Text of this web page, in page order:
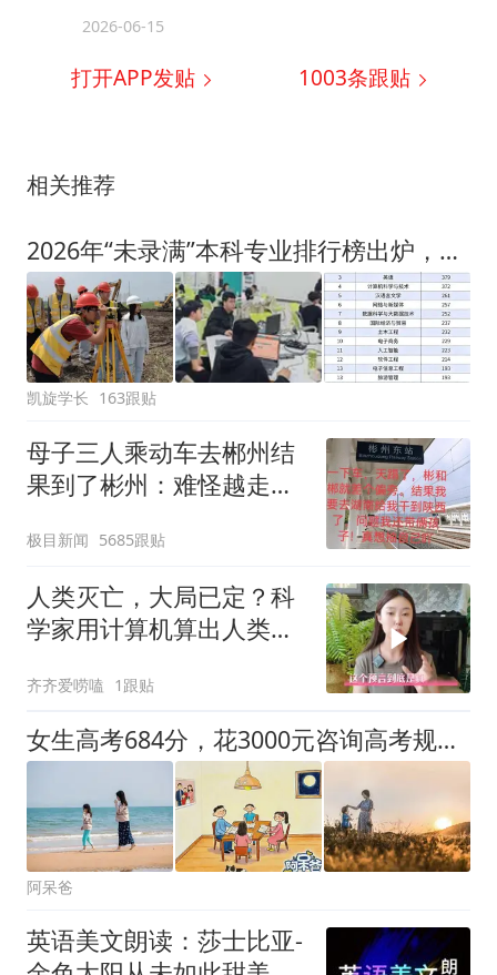
2026-06-15
打开APP发贴 1003条跟贴
相关推荐
2026年“未录满”本科专业排行榜出炉，英语第3、计算机科学与技术第4，土木工程第9，第1让人意外！
凯旋学长 163跟贴
母子三人乘动车去郴州结
果到了彬州：难怪越走越
极目新闻 5685跟贴
人类灭亡，大局已定？科
学家用计算机算出人类灭
齐齐爱唠嗑 1跟贴
女生高考684分，花3000元咨询高考规划师被录进“双非”：至今仍是全校录取最高分，原计划上央财或上财
阿呆爸
英语美文朗读：莎士比亚-